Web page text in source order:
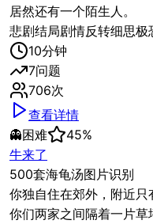
居然还有一个陌生人。
悲剧结局剧情反转细思极
10分钟
7问题
706次
查看详情
👻困难 45%
牛来了
500套海龟汤图片识别
你独自住在郊外，附近只
你们两家之间隔着一片